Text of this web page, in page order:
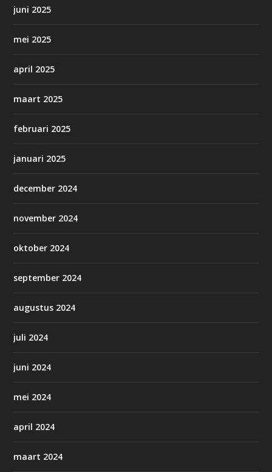
juni 2025
mei 2025
april 2025
maart 2025
februari 2025
januari 2025
december 2024
november 2024
oktober 2024
september 2024
augustus 2024
juli 2024
juni 2024
mei 2024
april 2024
maart 2024